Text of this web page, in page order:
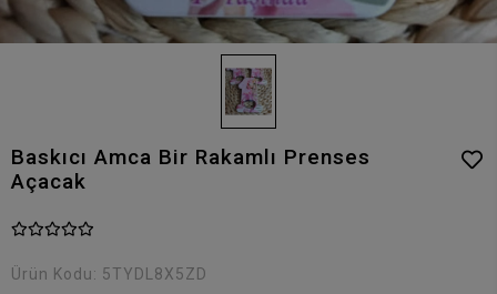
Baskıcı Amca Bir Rakamlı Prenses
Açacak
Ürün Kodu: 5TYDL8X5ZD